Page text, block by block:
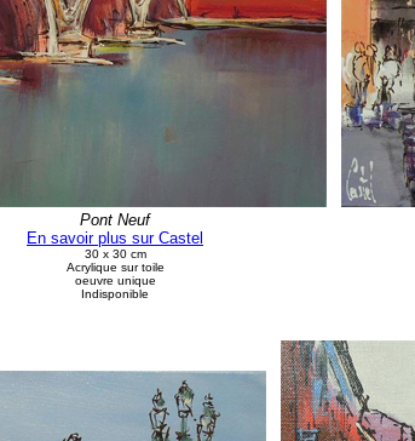
Pont Neuf
En savoir plus sur Castel
30 x 30 cm
Acrylique sur toile
oeuvre unique
Indisponible